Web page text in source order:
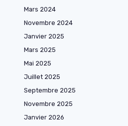
Mars 2024
Novembre 2024
Janvier 2025
Mars 2025
Mai 2025
Juillet 2025
Septembre 2025
Novembre 2025
Janvier 2026